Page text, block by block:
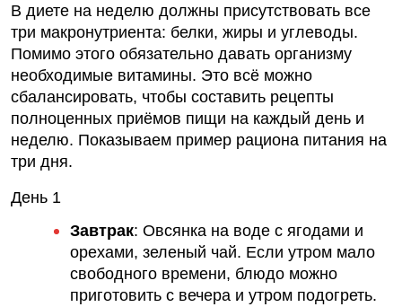
В диете на неделю должны присутствовать все
три макронутриента: белки, жиры и углеводы.
Помимо этого обязательно давать организму
необходимые витамины. Это всё можно
сбалансировать, чтобы составить рецепты
полноценных приёмов пищи на каждый день и
неделю. Показываем пример рациона питания на
три дня.
День 1
Завтрак: Овсянка на воде с ягодами и
орехами, зеленый чай. Если утром мало
свободного времени, блюдо можно
приготовить с вечера и утром подогреть.